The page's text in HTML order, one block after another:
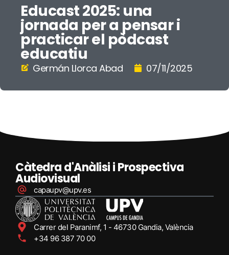
Educast 2025: una
jornada per a pensar i
practicar el pòdcast
educatiu
Germán Llorca Abad 07/11/2025
Càtedra d'Anàlisi i Prospectiva
Audiovisual
capaupv@upv.es
Carrer del Paranimf, 1 - 46730 Gandia, València
+34 96 387 70 00